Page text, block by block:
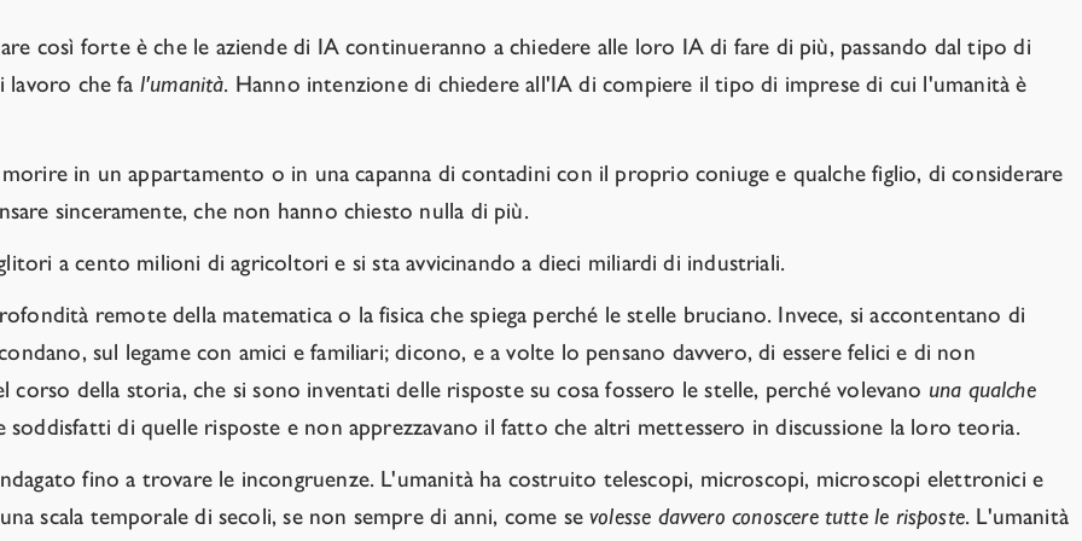
così forte è che le aziende di IA continueranno a chiedere alle loro IA di fare di più, passando dal tipo di
lavoro che fa l'umanità. Hanno intenzione di chiedere all'IA di compiere il tipo di imprese di cui l'umanità è
in un appartamento o in una capanna di contadini con il proprio coniuge e qualche figlio, di considerare
sinceramente, che non hanno chiesto nulla di più.
a cento milioni di agricoltori e si sta avvicinando a dieci miliardi di industriali.
remote della matematica o la fisica che spiega perché le stelle bruciano. Invece, si accontentano di
sul legame con amici e familiari; dicono, e a volte lo pensano davvero, di essere felici e di non
della storia, che si sono inventati delle risposte su cosa fossero le stelle, perché volevano una qualche
soddisfatti di quelle risposte e non apprezzavano il fatto che altri mettessero in discussione la loro teoria.
fino a trovare le incongruenze. L'umanità ha costruito telescopi, microscopi, microscopi elettronici e
scala temporale di secoli, se non sempre di anni, come sevolesse davvero conoscere tutte le risposte. L'umanità